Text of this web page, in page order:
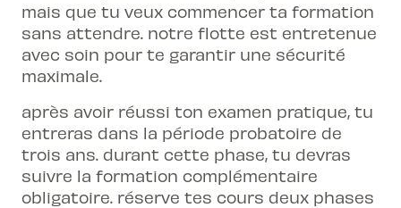
mais que tu veux commencer ta formation
sans attendre. notre flotte est entretenue
avec soin pour te garantir une sécurité
maximale.
après avoir réussi ton examen pratique, tu
entreras dans la période probatoire de
trois ans. durant cette phase, tu devras
suivre la formation complémentaire
obligatoire. réserve tes cours deux phases